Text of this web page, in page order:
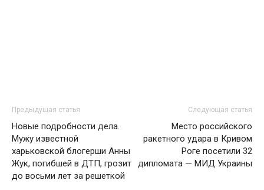
Предыдущая статья
Новые подробности дела.
Мужу известной
харьковской блогерши Анны
Жук, погибшей в ДТП, грозит
до восьми лет за решеткой
Следующая статья
Место российского
ракетного удара в Кривом
Роге посетили 32
дипломата — МИД Украины